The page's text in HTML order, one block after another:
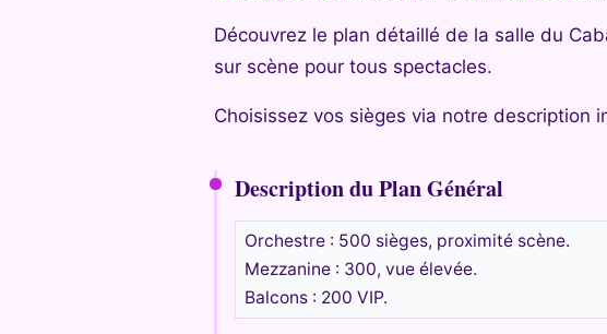
Découvrez le plan détaillé de la salle du
sur scène pour tous spectacles.
Choisissez vos sièges via notre description
Description du Plan Général
Orchestre : 500 sièges, proximité scène.
Mezzanine : 300, vue élevée.
Balcons : 200 VIP.